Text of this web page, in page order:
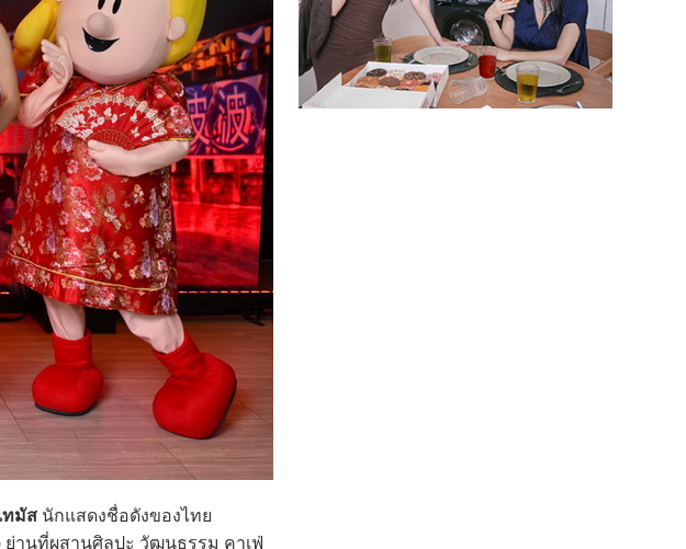
ทมัส นักแสดงชื่อดังของไทย
ย่านที่ผสานศิลปะ วัฒนธรรม คาเฟ่